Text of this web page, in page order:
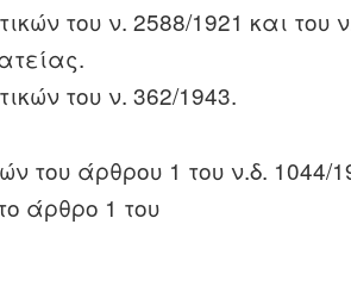
του ν. 2588/1921 και του
του ν. 362/1943.
του άρθρου 1 του ν.δ. 1044/
άρθρο 1 του